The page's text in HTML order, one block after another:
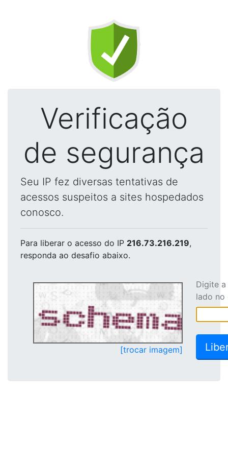
Verificação
de segurança
Seu IP fez diversas tentativas de
acessos suspeitos a sites hospedados
conosco.
Para liberar o acesso do IP 216.73.216.219,
responda ao desafio abaixo.
[trocar imagem]
Digite
lado no